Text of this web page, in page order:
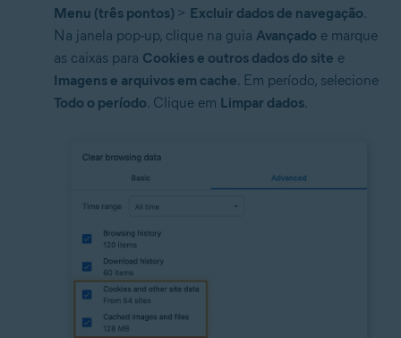
Menu (três pontos) > Excluir dados de navegação.
Na janela pop-up, clique na guia Avançado e marque
as caixas para Cookies e outros dados do site e
Imagens e arquivos em cache. Em período, selecione
Todo o período. Clique em Limpar dados.